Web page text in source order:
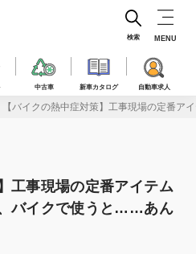
中古車 新車カタログ 自動車求人
検索 MENU
【バイクの熱中症対策】工事現場の定番
工事現場の定番アイテム
、バイクで使うと……あん